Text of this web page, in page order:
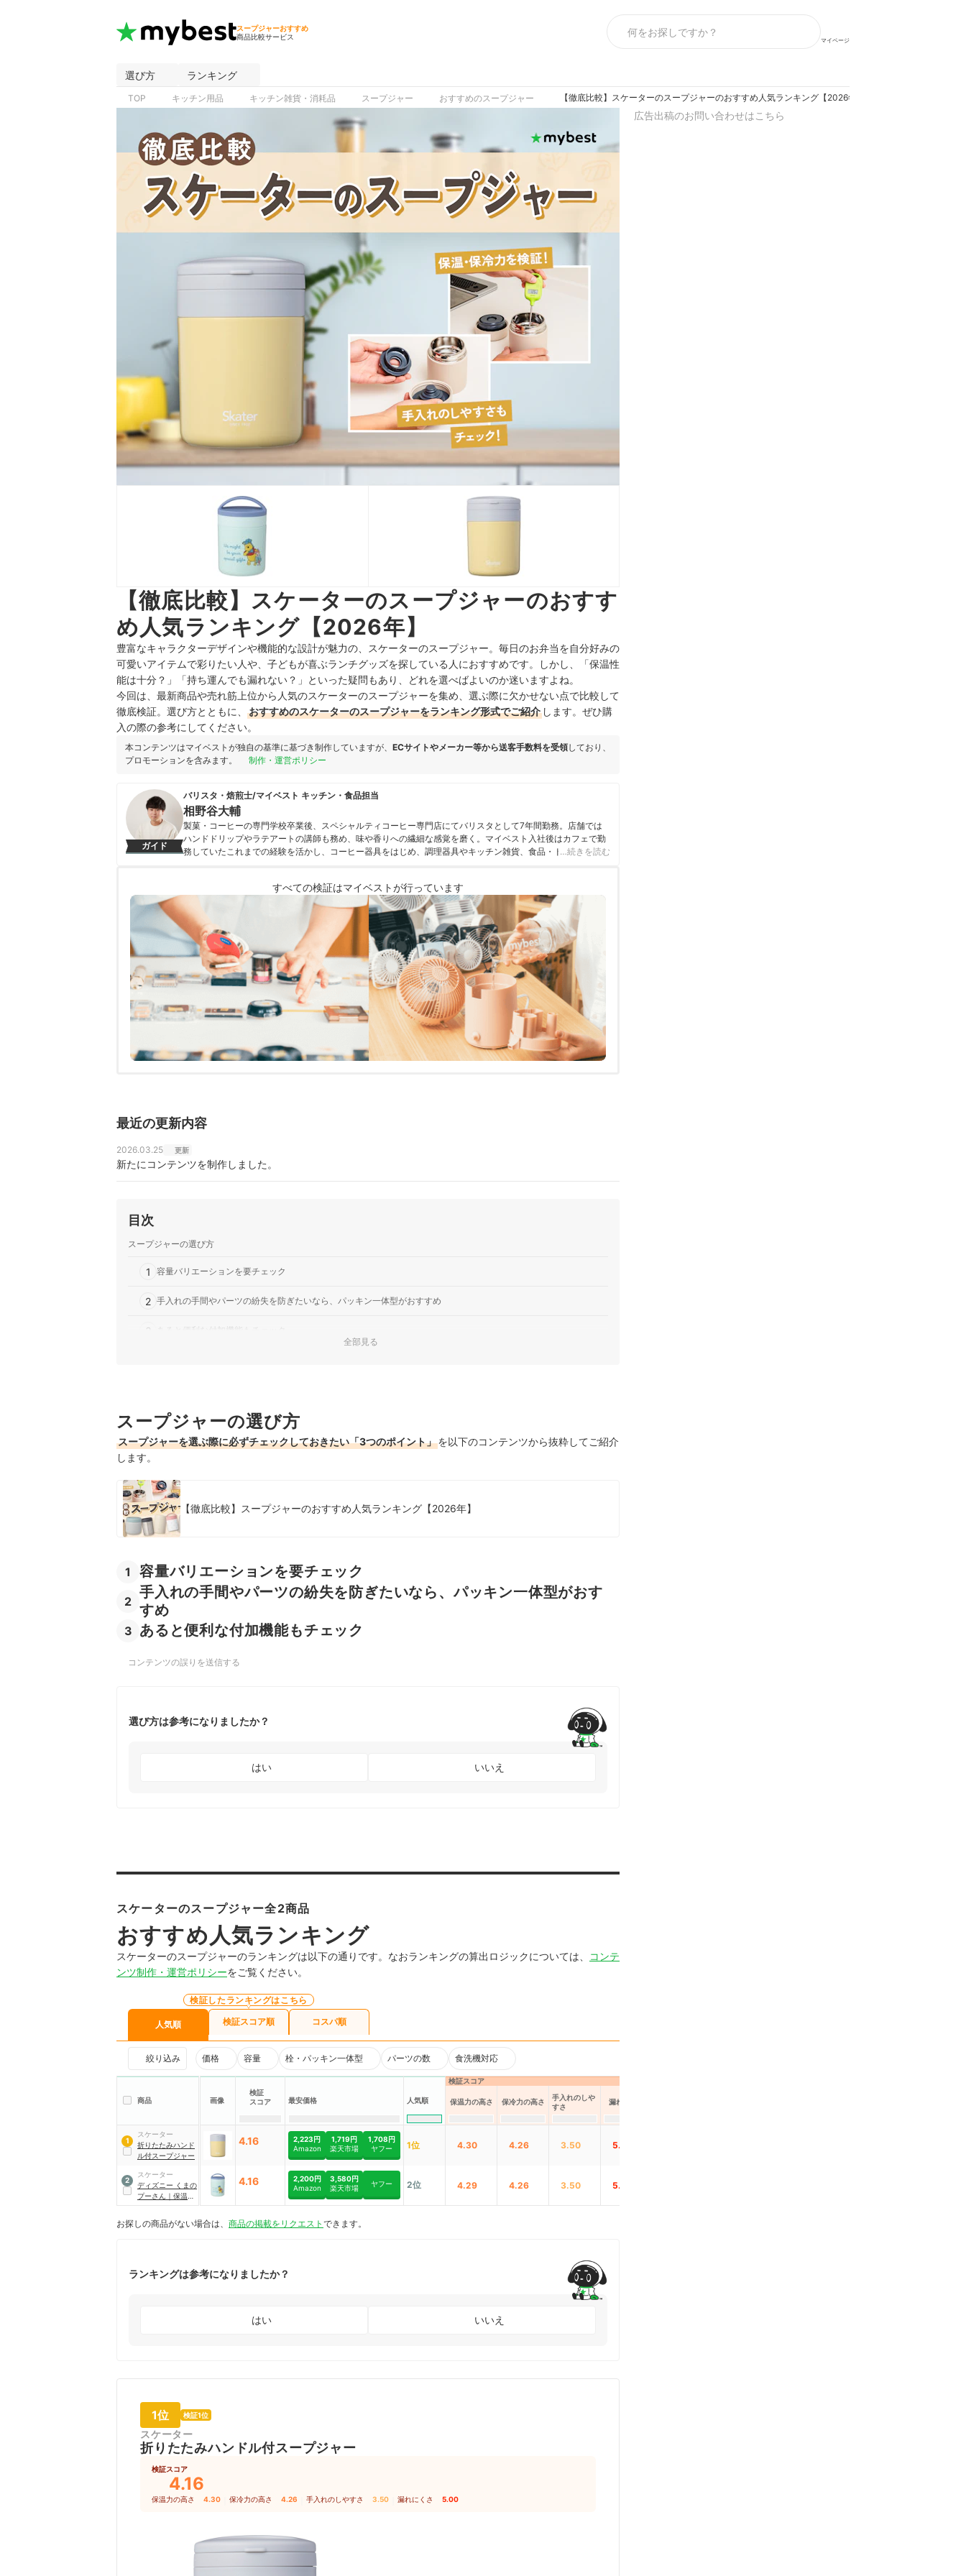
スープジャーおすすめ
商品比較サービス
マイページ
選び方 ランキング
TOP キッチン用品 キッチン雑貨・消耗品 スープジャー おすすめのスープジャー 【徹底比較】スケーターのスープジャーのおすすめ人気ランキング【2026年】
【徹底比較】スケーターのスープジャーのおすす
め人気ランキング【2026年】
豊富なキャラクターデザインや機能的な設計が魅力の、スケーターのスープジャー。毎日のお弁当を自分好みの
可愛いアイテムで彩りたい人や、子どもが喜ぶランチグッズを探している人におすすめです。しかし、「保温性
能は十分？」「持ち運んでも漏れない？」といった疑問もあり、どれを選べばよいのか迷いますよね。
今回は、最新商品や売れ筋上位から人気のスケーターのスープジャーを集め、選ぶ際に欠かせない点で比較して
徹底検証。選び方とともに、
おすすめのスケーターのスープジャーをランキング形式でご紹介 します。ぜひ購
入の際の参考にしてください。
本コンテンツはマイベストが独自の基準に基づき制作していますが、 ECサイトやメーカー等から送客手数料を受領しており、
プロモーションを含みます。
制作・運営ポリシー
ガイド
バリスタ・焙煎士/マイベスト キッチン・食品担当
相野谷大輔
製菓・コーヒーの専門学校卒業後、スペシャルティコーヒー専門店にてバリスタとして7年間勤務。店舗では
ハンドドリップやラテアートの講師も務め、味や香りへの繊細な感覚を磨く。マイベスト入社後はカフェで勤
務していたこれまでの経験を活かし、コーヒー器具をはじめ、調理器具やキッチン雑貨、食品・ドリンク、ギ
ルなレビューを届けている。
…続きを読む
すべての検証はマイベストが行っています
最近の更新内容
2026.03.25 更新
新たにコンテンツを制作しました。
目次
スープジャーの選び方
1 容量バリエーションを要チェック
2 手入れの手間やパーツの紛失を防ぎたいなら、パッキン一体型がおすすめ
3 あると便利な付加機能もチェック
スケーターのスープジャーの売れ筋ランキングもチェック！
全部見る
スープジャーの選び方
スープジャーを選ぶ際に必ずチェックしておきたい「3つのポイント」を以下のコンテンツから抜粋してご紹介
します。
【徹底比較】スープジャーのおすすめ人気ランキング【2026年】
1 容量バリエーションを要チェック
2
手入れの手間やパーツの紛失を防ぎたいなら、パッキン一体型がおす
すめ
3 あると便利な付加機能もチェック
コンテンツの誤りを送信する
選び方は参考になりましたか？
はい いいえ
スケーターのスープジャー全2商品
おすすめ人気ランキング
スケーターのスープジャーのランキングは以下の通りです。なおランキングの算出ロジックについては、
コンテ
ンツ制作・運営ポリシーをご覧ください。
人気順
検証したランキングはこちら
検証スコア順 コスパ順
絞り込み 価格 容量 栓・パッキン一体型 パーツの数 食洗機対応
商品 画像
検証
スコア
最安価格 人気順
検証スコア
保温力の高さ 保冷力の高さ
手入れのしや
すさ
漏れにくさ
1
スケーター
折りたたみハンド
ル付スープジャー
4.16
2,223円
Amazon
1,719円
楽天市場
1,708円
ヤフー
1位 4.30 4.26 3.50 5.00
2
スケーター
ディズニー くまの
プーさん ｜ 保温保
冷デリカポット
4.16
2,200円
Amazon
3,580円
楽天市場
ヤフー 2位 4.29 4.26 3.50 5.00
お探しの商品がない場合は、 商品の掲載をリクエスト できます。
ランキングは参考になりましたか？
はい いいえ
1位 検証1位
スケーター
折りたたみハンドル付スープジャー
検証スコア
4.16
保温力の高さ 4.30 保冷力の高さ 4.26 手入れのしやすさ 3.50 漏れにくさ 5.00
広告出稿のお問い合わせはこちら